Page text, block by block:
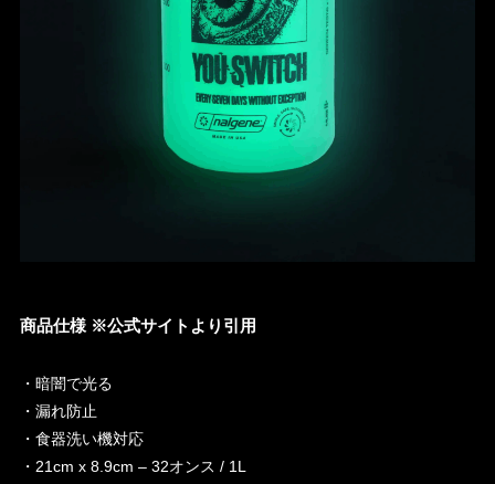
商品仕様 ※公式サイトより引用
・暗闇で光る
・漏れ防止
・食器洗い機対応
・21cm x 8.9cm – 32オンス / 1L